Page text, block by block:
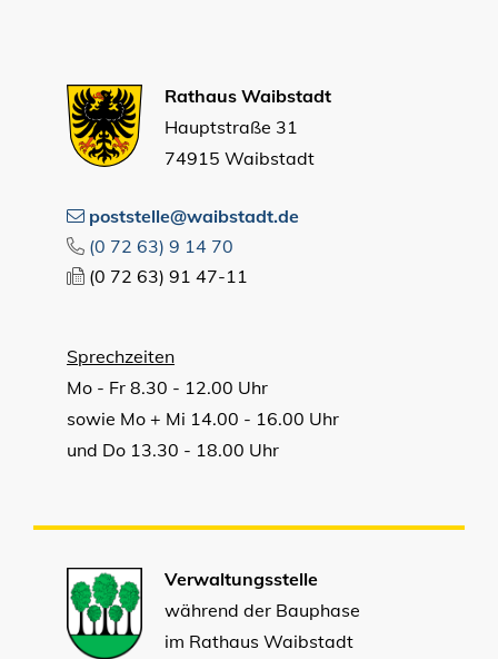
Rathaus Waibstadt
Hauptstraße 31
74915 Waibstadt
poststelle@waibstadt.de
(0 72 63) 9 14 70
(0 72 63) 91 47-11
Sprechzeiten
Mo - Fr 8.30 - 12.00 Uhr
sowie Mo + Mi 14.00 - 16.00 Uhr
und Do 13.30 - 18.00 Uhr
Verwaltungsstelle
während der Bauphase
im Rathaus Waibstadt